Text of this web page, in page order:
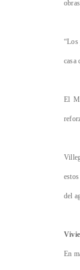
“Los
casa
El
del
En